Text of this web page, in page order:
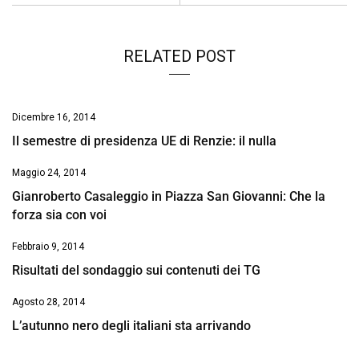
RELATED POST
Dicembre 16, 2014
Il semestre di presidenza UE di Renzie: il nulla
Maggio 24, 2014
Gianroberto Casaleggio in Piazza San Giovanni: Che la
forza sia con voi
Febbraio 9, 2014
Risultati del sondaggio sui contenuti dei TG
Agosto 28, 2014
L’autunno nero degli italiani sta arrivando